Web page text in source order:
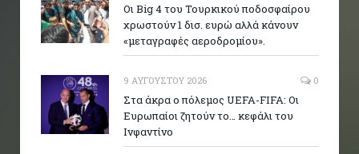
Οι Big 4 του Τουρκικού ποδοσφαίρου
χρωστούν 1 δισ. ευρώ αλλά κάνουν
«μεταγραφές αεροδρομίου».
9 ΑΥΓΟΎΣΤΟΥ 2026 0
Στα άκρα ο πόλεμος UEFA-FIFA: Οι
Ευρωπαίοι ζητούν το… κεφάλι του
Ινφαντίνο